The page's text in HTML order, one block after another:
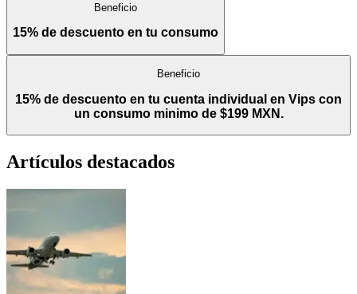
Beneficio
15% de descuento en tu consumo
Beneficio
15% de descuento en tu cuenta individual en Vips con
un consumo minimo de $199 MXN.
Artículos destacados